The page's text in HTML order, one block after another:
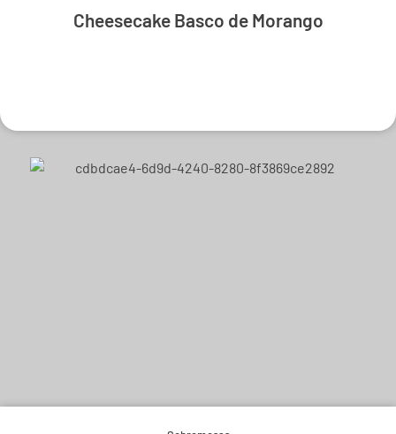
Cheesecake Basco de Morango